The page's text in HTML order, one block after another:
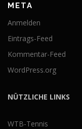
META
Anmelden
Eintrags-Feed
Kommentar-Feed
WordPress.org
NÜTZLICHE LINKS
WTB-Tennis